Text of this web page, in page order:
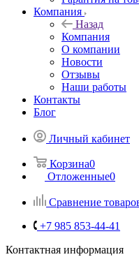
Компания
Назад
Компания
О компании
Новости
Отзывы
Наши работы
Контакты
Блог
Личный кабинет
Корзина0
Отложенные0
Сравнение
+7 985 853-44-41
Контактная информация